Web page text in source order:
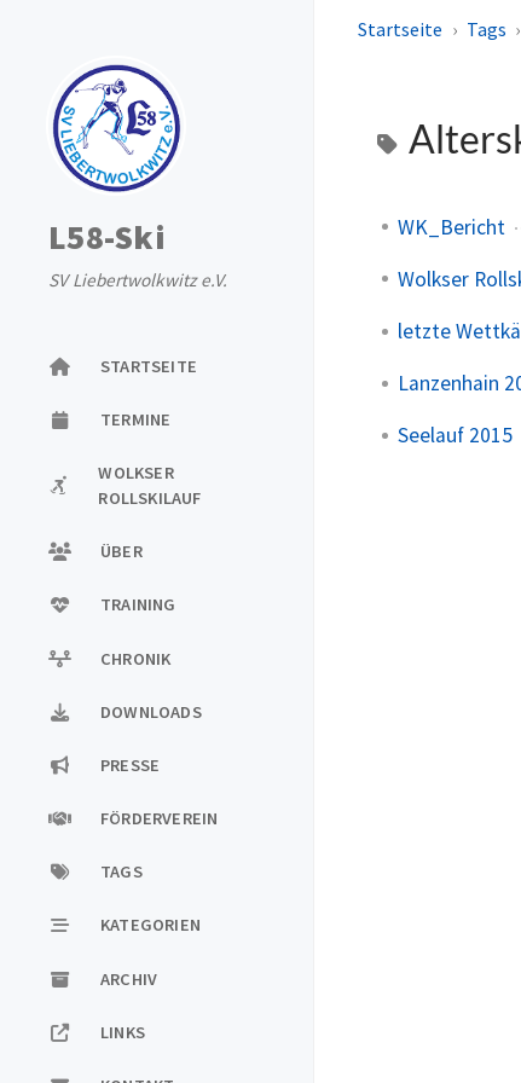
L58-Ski
SV Liebertwolkwitz e.V.
STARTSEITE
TERMINE
WOLKSER
ROLLSKILAUF
ÜBER
TRAINING
CHRONIK
DOWNLOADS
PRESSE
FÖRDERVEREIN
TAGS
KATEGORIEN
ARCHIV
LINKS
Startseite Tags
WK_Bericht
Wolkser
letzte
Lanzenhain
Seelauf 2015